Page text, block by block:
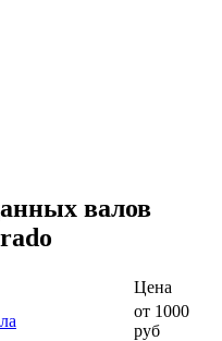
валов
Цена
от 1000
руб